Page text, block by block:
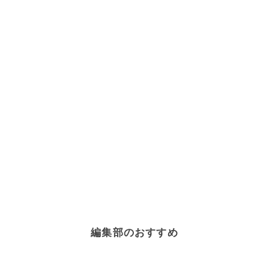
編集部のおすすめ